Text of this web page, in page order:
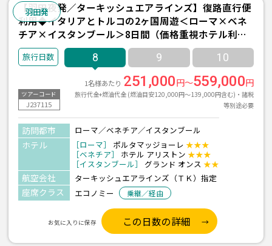
羽田発
【羽田夜発／ターキッシュエアラインズ】復路直行便
利用◆イタリアとトルコの2ヶ国周遊＜ローマ×ベネ
チア×イスタンブール＞8日間（価格重視ホテル利
用）
8 9 10
ツアーコード
J237115
1名様あたり 251,000円～559,000円
旅行代金+燃油代金 (燃油目安120,000円～139,000円含む)・諸税
等別途必要
訪問都市 ローマ／ベネチア／イスタンブール
ホテル ［ローマ］ ポルタマッジョーレ ★★★
［ベネチア］
ホテル アリストン ★★★
［イスタンブール］
グランド オンス ★★
航空会社 ターキッシュエアラインズ（ＴＫ）指定
座席クラス エコノミー 乗継／経由
お気に入りに保存 この日数の詳細